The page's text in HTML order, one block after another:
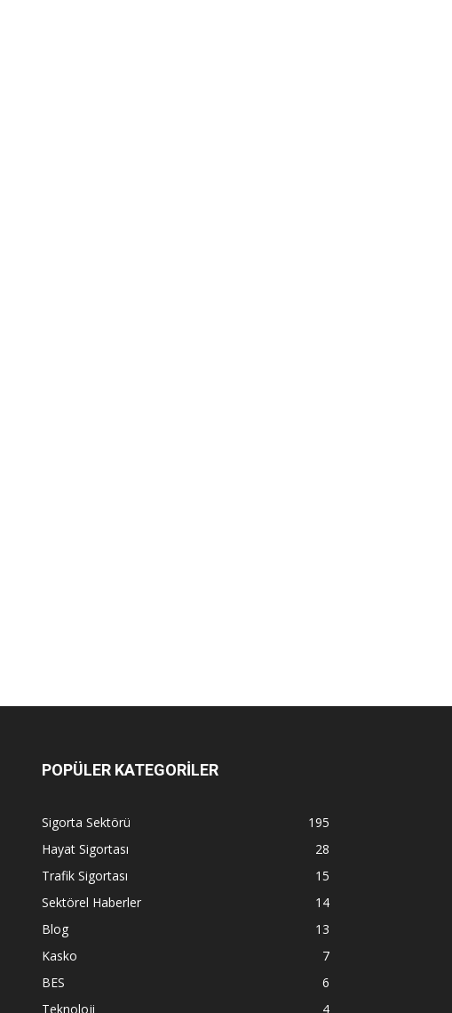
POPÜLER KATEGORİLER
Sigorta Sektörü
195
Hayat Sigortası
28
Trafik Sigortası
15
Sektörel Haberler
14
Blog
13
Kasko
7
BES
6
Teknoloji
4